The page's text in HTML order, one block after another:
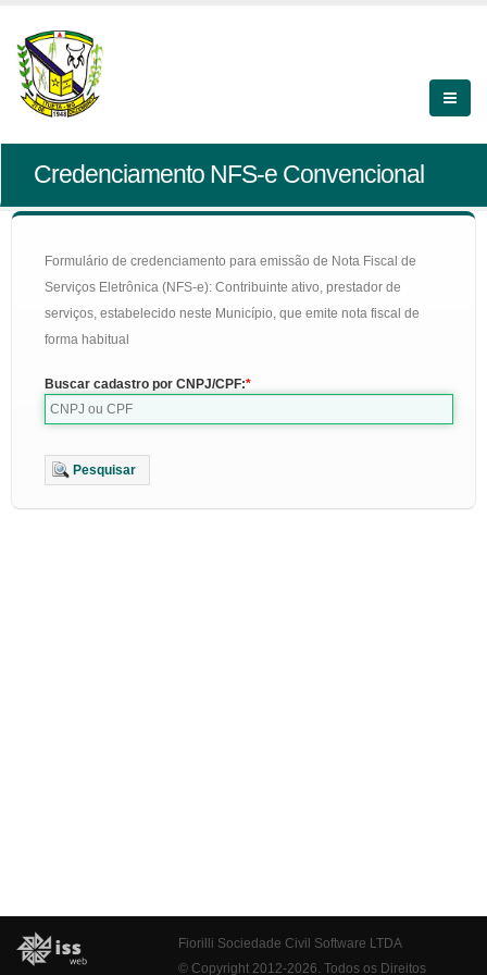
Credenciamento NFS-e Convencional
Formulário de credenciamento para emissão de Nota Fiscal de
Serviços Eletrônica (NFS-e): Contribuinte ativo, prestador de
serviços, estabelecido neste Município, que emite nota fiscal de
forma habitual
Buscar cadastro por CNPJ/CPF:
Pesquisar
Fiorilli Sociedade Civil Software LTDA
© Copyright 2012-2026. Todos os Direitos